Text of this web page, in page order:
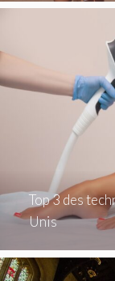
Top 3 des
Unis